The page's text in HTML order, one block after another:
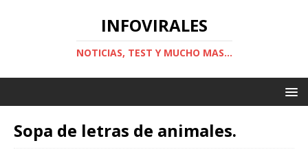
INFOVIRALES
NOTICIAS, TEST Y MUCHO MAS...
Sopa de letras de animales.